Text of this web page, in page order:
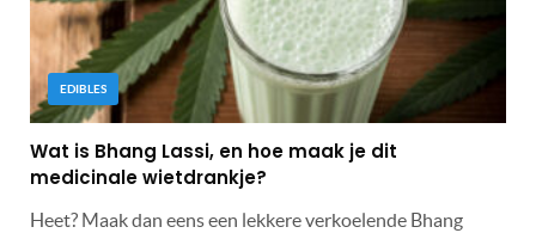
EDIBLES
Wat is Bhang Lassi, en hoe maak je dit
medicinale wietdrankje?
Heet? Maak dan eens een lekkere verkoelende Bhang